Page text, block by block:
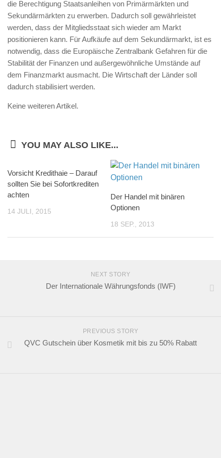
die Berechtigung Staatsanleihen von Primärmärkten und
Sekundärmärkten zu erwerben. Dadurch soll gewährleistet
werden, dass der Mitgliedsstaat sich wieder am Markt
positionieren kann. Für Aufkäufe auf dem Sekundärmarkt, ist es
notwendig, dass die Europäische Zentralbank Gefahren für die
Stabilität der Finanzen und außergewöhnliche Umstände auf
dem Finanzmarkt ausmacht. Die Wirtschaft der Länder soll
dadurch stabilisiert werden.
Keine weiteren Artikel.
YOU MAY ALSO LIKE...
Vorsicht Kredithaie – Darauf
sollten Sie bei Sofortkrediten
achten
14 JULI, 2015
Der Handel mit binären
Optionen
18 SEP., 2013
NEXT STORY
Der Internationale Währungsfonds (IWF)
PREVIOUS STORY
QVC Gutschein über Kosmetik mit bis zu 50% Rabatt